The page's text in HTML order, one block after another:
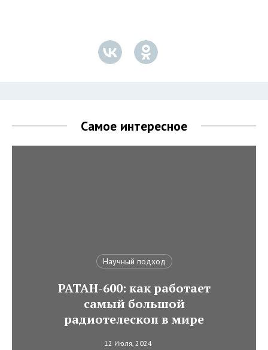
Самое интересное
Научный подход
РАТАН-600: как работает
самый большой
радиотелескоп в мире
12 Июля, 2024